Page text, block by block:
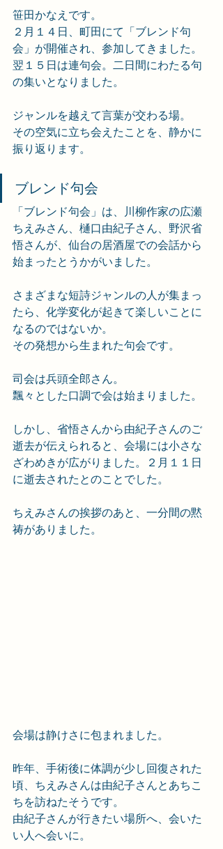
笹田かなえです。
２月１４日、町田にて「ブレンド句
会」が開催され、参加してきました。
翌１５日は連句会。二日間にわたる句
の集いとなりました。
ジャンルを越えて言葉が交わる場。
その空気に立ち会えたことを、静かに
振り返ります。
ブレンド句会
「ブレンド句会」は、川柳作家の広瀬
ちえみさん、樋口由紀子さん、野沢省
悟さんが、仙台の居酒屋での会話から
始まったとうかがいました。
さまざまな短詩ジャンルの人が集まっ
たら、化学変化が起きて楽しいことに
なるのではないか。
その発想から生まれた句会です。
司会は兵頭全郎さん。
飄々とした口調で会は始まりました。
しかし、省悟さんから由紀子さんのご
逝去が伝えられると、会場には小さな
ざわめきが広がりました。２月１１日
に逝去されたとのことでした。
ちえみさんの挨拶のあと、一分間の黙
祷がありました。
会場は静けさに包まれました。
昨年、手術後に体調が少し回復された
頃、ちえみさんは由紀子さんとあちこ
ちを訪ねたそうです。
由紀子さんが行きたい場所へ、会いた
い人へ会いに。